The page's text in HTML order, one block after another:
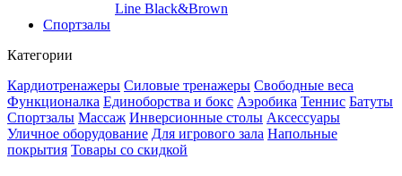
Line Black&Brown
Спортзалы
Категории
Кардиотренажеры Силовые тренажеры Свободные веса
Функционалка Единоборства и бокс Аэробика Теннис Батуты
Спортзалы Массаж Инверсионные столы Аксессуары
Уличное оборудование Для игрового зала Напольные
покрытия Товары со скидкой